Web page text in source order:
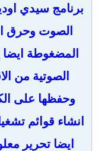
برنامج سيدي
الصوت وحرق
وحفظها على
ايضا تحرير